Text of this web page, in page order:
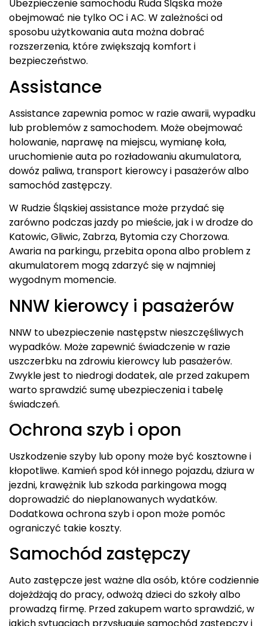
Ubezpieczenie samochodu Ruda Śląska może
obejmować nie tylko OC i AC. W zależności od
sposobu użytkowania auta można dobrać
rozszerzenia, które zwiększają komfort i
bezpieczeństwo.
Assistance
Assistance zapewnia pomoc w razie awarii, wypadku
lub problemów z samochodem. Może obejmować
holowanie, naprawę na miejscu, wymianę koła,
uruchomienie auta po rozładowaniu akumulatora,
dowóz paliwa, transport kierowcy i pasażerów albo
samochód zastępczy.
W Rudzie Śląskiej assistance może przydać się
zarówno podczas jazdy po mieście, jak i w drodze do
Katowic, Gliwic, Zabrza, Bytomia czy Chorzowa.
Awaria na parkingu, przebita opona albo problem z
akumulatorem mogą zdarzyć się w najmniej
wygodnym momencie.
NNW kierowcy i pasażerów
NNW to ubezpieczenie następstw nieszczęśliwych
wypadków. Może zapewnić świadczenie w razie
uszczerbku na zdrowiu kierowcy lub pasażerów.
Zwykle jest to niedrogi dodatek, ale przed zakupem
warto sprawdzić sumę ubezpieczenia i tabelę
świadczeń.
Ochrona szyb i opon
Uszkodzenie szyby lub opony może być kosztowne i
kłopotliwe. Kamień spod kół innego pojazdu, dziura w
jezdni, krawężnik lub szkoda parkingowa mogą
doprowadzić do nieplanowanych wydatków.
Dodatkowa ochrona szyb i opon może pomóc
ograniczyć takie koszty.
Samochód zastępczy
Auto zastępcze jest ważne dla osób, które codziennie
dojeżdżają do pracy, odwożą dzieci do szkoły albo
prowadzą firmę. Przed zakupem warto sprawdzić, w